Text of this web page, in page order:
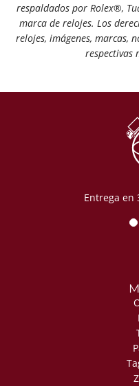
respaldados por Rolex®️,
marca de relojes. Los
relojes, imágenes, marcas,
respectivas
Entrega en